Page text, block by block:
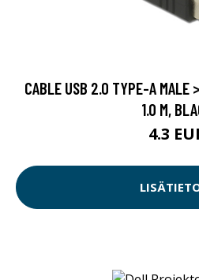
CABLE USB 2.0 TYPE-A MALE
1.0 M,
4.3